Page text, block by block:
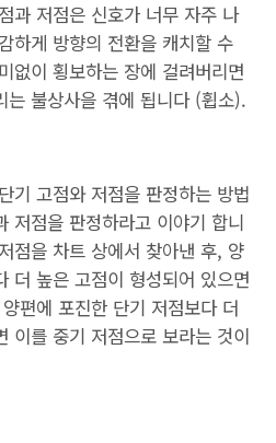
과 저점은 신호가 너무 자주 나
하게 방향의 전환을 캐치할 수
없이 횡보하는 장에 걸려버리면
는 불상사을 겪에 됩니다 (휩소).
기 고점와 저점을 판정하는 방법
저점을 판정하라고 이야기 합니
점을 차트 상에서 찾아낸 후, 양
더 높은 고점이 형성되어 있으면
편에 포진한 단기 저점보다 더
이를 중기 저점으로 보라는 것이